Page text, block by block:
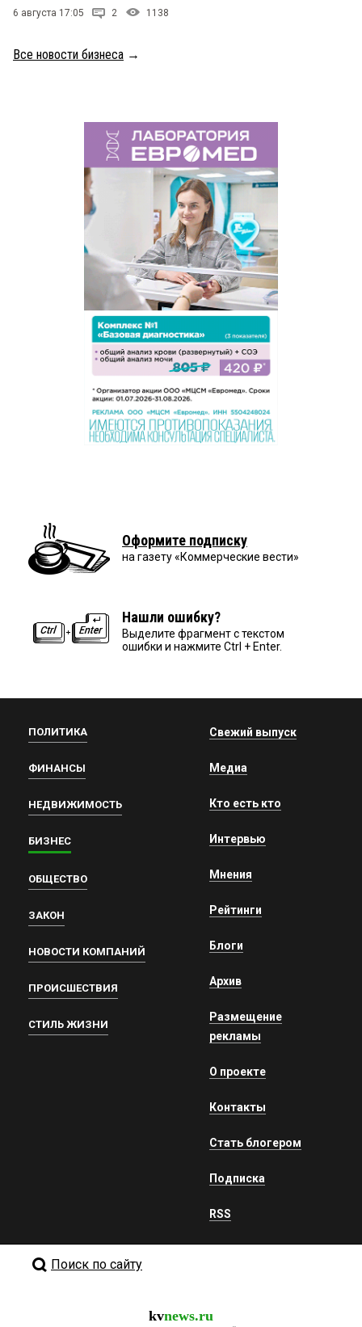
6 августа 17:05 2 1138
Все новости бизнеса →
Оформите подписку
на газету «Коммерческие вести»
Нашли ошибку?
Выделите фрагмент с текстом
ошибки и нажмите Ctrl + Enter.
ПОЛИТИКА
ФИНАНСЫ
НЕДВИЖИМОСТЬ
БИЗНЕС
ОБЩЕСТВО
ЗАКОН
НОВОСТИ КОМПАНИЙ
ПРОИСШЕСТВИЯ
СТИЛЬ ЖИЗНИ
Свежий выпуск
Медиа
Кто есть кто
Интервью
Мнения
Рейтинги
Блоги
Архив
Размещение
рекламы
О проекте
Контакты
Стать блогером
Подписка
RSS
Поиск по сайту
kvnews.ru